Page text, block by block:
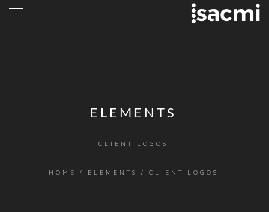
ELEMENTS
CLIENT LOGOS
HOME / ELEMENTS / CLIENT LOGOS